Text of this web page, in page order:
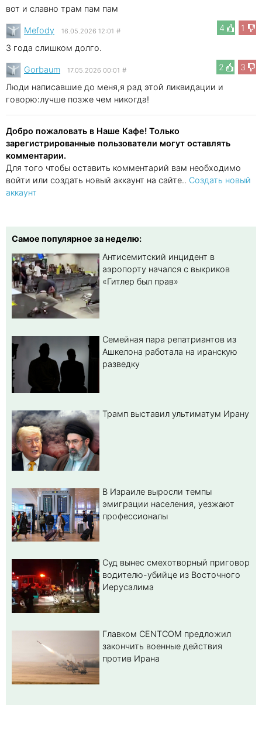
вот и славно трам пам пам
4
1
Mefody 16.05.2026 12:01 #
3 года слишком долго.
2
3
Gorbaum 17.05.2026 00:01 #
Люди написавшие до меня,я рад этой ликвидации и
говорю:лучше позже чем никогда!
Добро пожаловать в Наше Кафе! Только
зарегистрированные пользователи могут оставлять
комментарии.
Для того чтобы оставить комментарий вам необходимо
войти или создать новый аккаунт на сайте.. Создать новый
аккаунт
Самое популярное за неделю:
Антисемитский инцидент в
аэропорту начался с выкриков
«Гитлер был прав»
Семейная пара репатриантов из
Ашкелона работала на иранскую
разведку
Трамп выставил ультиматум Ирану
В Израиле выросли темпы
эмиграции населения, уезжают
профессионалы
Суд вынес смехотворный приговор
водителю-убийце из Восточного
Иерусалима
Главком CENTCOM предложил
закончить военные действия
против Ирана